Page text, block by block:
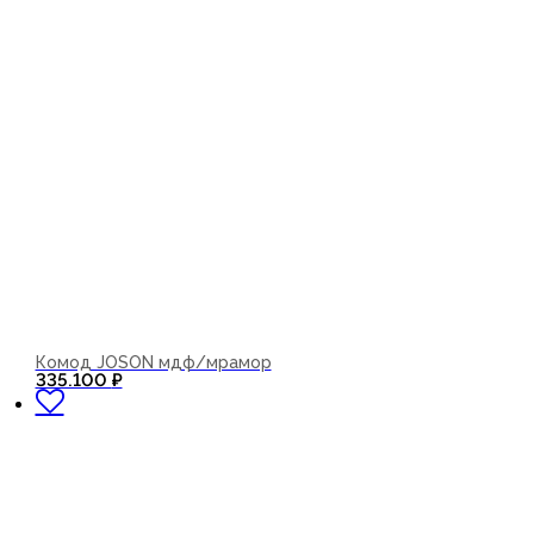
Комод JOSON мдф/мрамор
335.100 ₽